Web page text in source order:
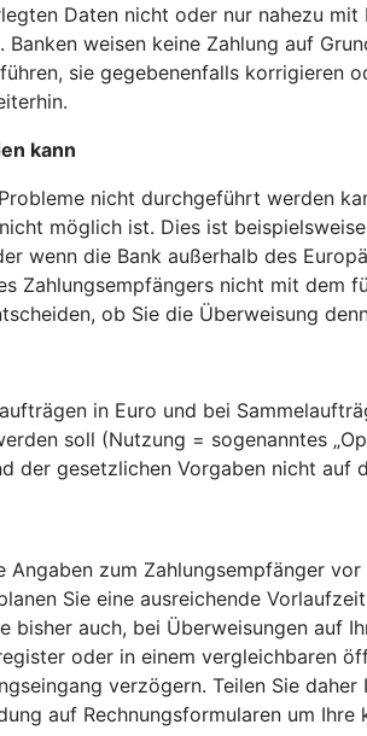
Daten nicht oder nur nahezu
weisen keine Zahlung auf
sie gegebenenfalls korrigieren
kann
nicht durchgeführt werden
möglich ist. Dies ist
die Bank außerhalb des
Zahlungsempfängers nicht mit dem
ob Sie die Überweisung
in Euro und bei
soll (Nutzung = sogenanntes
der gesetzlichen Vorgaben nicht
Angaben zum Zahlungsempfänger
Sie eine ausreichende
bisher auch, bei Überweisungen auf
oder in einem vergleichbaren
verzögern. Teilen Sie
auf Rechnungsformularen um